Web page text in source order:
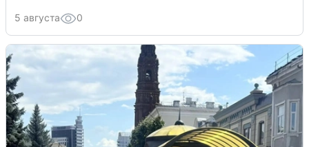
5 августа 0